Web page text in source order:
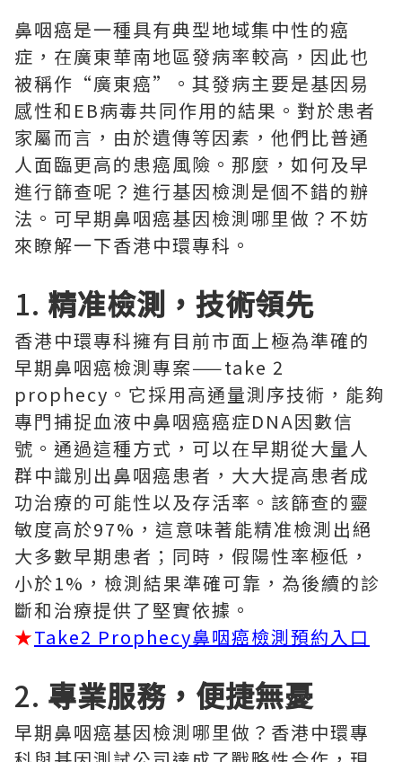
鼻咽癌是一種具有典型地域集中性的癌
症，在廣東華南地區發病率較高，因此也
被稱作“廣東癌”。其發病主要是基因易
感性和EB病毒共同作用的結果。對於患者
家屬而言，由於遺傳等因素，他們比普通
人面臨更高的患癌風險。那麼，如何及早
進行篩查呢？進行基因檢測是個不錯的辦
法。可早期鼻咽癌基因檢測哪里做？不妨
來瞭解一下香港中環專科。
1. 精准檢測，技術領先
香港中環專科擁有目前市面上極為準確的
早期鼻咽癌檢測專案——take 2
prophecy。它採用高通量測序技術，能夠
專門捕捉血液中鼻咽癌癌症DNA因數信
號。通過這種方式，可以在早期從大量人
群中識別出鼻咽癌患者，大大提高患者成
功治療的可能性以及存活率。該篩查的靈
敏度高於97%，這意味著能精准檢測出絕
大多數早期患者；同時，假陽性率極低，
小於1%，檢測結果準確可靠，為後續的診
斷和治療提供了堅實依據。
★Take2 Prophecy鼻咽癌檢測預約入口
2. 專業服務，便捷無憂
早期鼻咽癌基因檢測哪里做？香港中環專